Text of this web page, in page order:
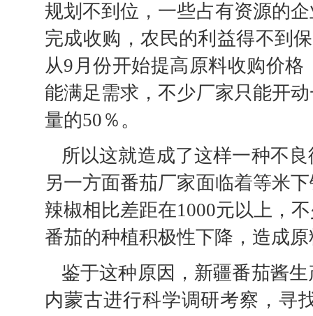
规划不到位，一些占有资源的
完成收购，农民的利益得不到
从9月份开始提高原料收购价
能满足需求，不少厂家只能开
量的50％。
所以这就造成了这样一种不
另一方面番茄厂家面临着等米
辣椒相比差距在1000元以上，
番茄的种植积极性下降，造成
鉴于这种原因，新疆番茄酱
内蒙古进行科学调研考察，寻